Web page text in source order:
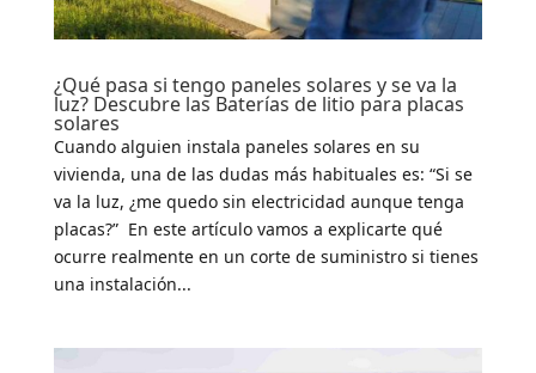
¿Qué pasa si tengo paneles solares y se va la
luz? Descubre las Baterías de litio para placas
solares
Cuando alguien instala paneles solares en su
vivienda, una de las dudas más habituales es: “Si se
va la luz, ¿me quedo sin electricidad aunque tenga
placas?” En este artículo vamos a explicarte qué
ocurre realmente en un corte de suministro si tienes
una instalación...